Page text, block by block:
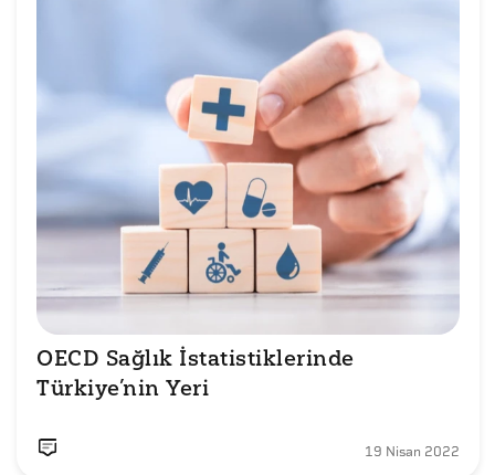
OECD Sağlık İstatistiklerinde
19 Nisan 2022